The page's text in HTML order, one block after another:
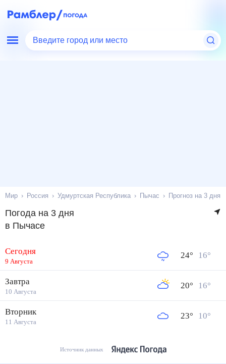
Введите город или место
Мир Россия Удмуртская Республика Пычас Прогноз на 3 дня
Погода на 3 дня
в Пычасе
Сегодня
9 Августа
24° 16°
Завтра
10 Августа
20° 16°
Вторник
11 Августа
23° 10°
Источник данных